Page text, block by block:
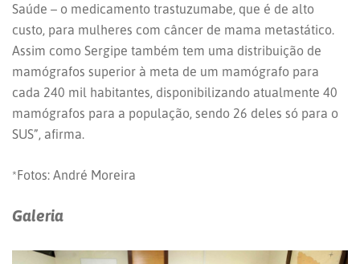
Saúde – o medicamento trastuzumabe, que é de alto
custo, para mulheres com câncer de mama metastático.
Assim como Sergipe também tem uma distribuição de
mamógrafos superior à meta de um mamógrafo para
cada 240 mil habitantes, disponibilizando atualmente 40
mamógrafos para a população, sendo 26 deles só para o
SUS”, afirma.
*Fotos: André Moreira
Galeria